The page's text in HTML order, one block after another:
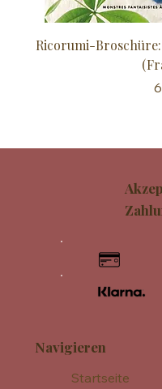
Ricorumi-
Navigieren
Startseite